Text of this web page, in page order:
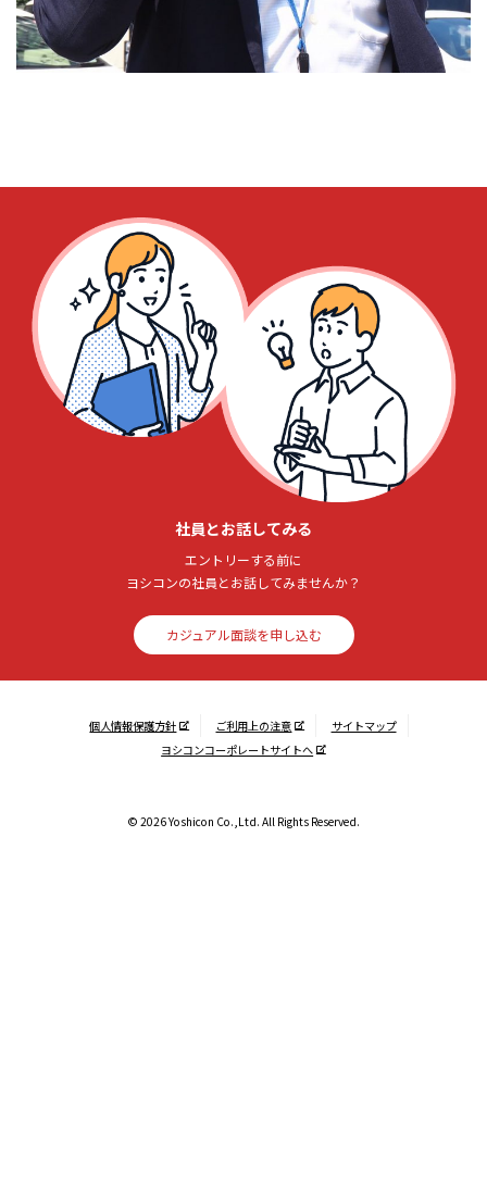
社員とお話してみる
エントリーする前に
ヨシコンの社員とお話してみませんか？
カジュアル面談を申し込む
個人情報保護方針 ご利用上の注意
サイトマップ
ヨシコンコーポレートサイトへ
© 2026 Yoshicon Co.,Ltd. All Rights Reserved.